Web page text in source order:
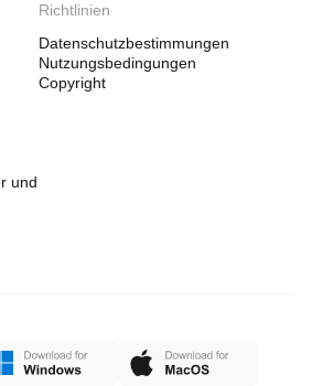
und
Richtlinien
Datenschutzbestimmungen
Nutzungsbedingungen
Copyright